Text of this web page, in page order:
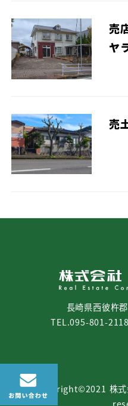
売
ヤ
売
長崎県西彼杵
TEL.095-801-
copyright©2021 株